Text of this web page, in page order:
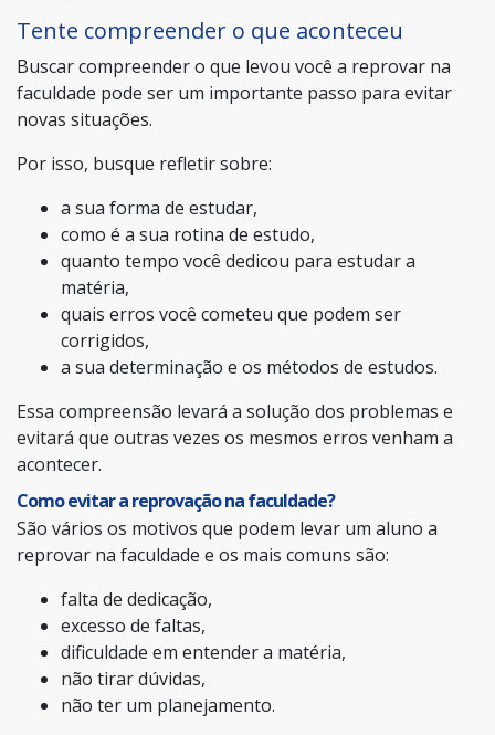
Tente compreender o que aconteceu
Buscar compreender o que levou você a reprovar na
faculdade pode ser um importante passo para evitar
novas situações.
Por isso, busque refletir sobre:
a sua forma de estudar,
como é a sua rotina de estudo,
quanto tempo você dedicou para estudar a
matéria,
quais erros você cometeu que podem ser
corrigidos,
a sua determinação e os métodos de estudos.
Essa compreensão levará a solução dos problemas e
evitará que outras vezes os mesmos erros venham a
acontecer.
Como evitar a reprovação na faculdade?
São vários os motivos que podem levar um aluno a
reprovar na faculdade e os mais comuns são:
falta de dedicação,
excesso de faltas,
dificuldade em entender a matéria,
não tirar dúvidas,
não ter um planejamento.